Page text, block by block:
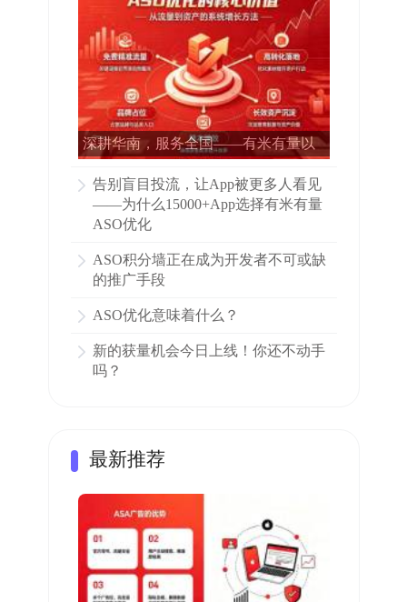
深耕华南，服务全国——有米有量以
告别盲目投流，让App被更多人看见
——为什么15000+App选择有米有量
ASO优化
ASO积分墙正在成为开发者不可或缺
的推广手段
ASO优化意味着什么？
新的获量机会今日上线！你还不动手
吗？
最新推荐